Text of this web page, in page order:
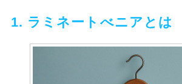
1. ラミネートべニアとは